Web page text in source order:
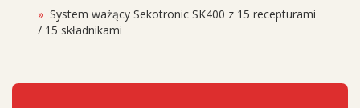
System ważący Sekotronic SK400 z 15 recepturami
/ 15 składnikami